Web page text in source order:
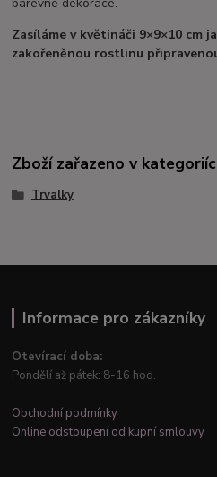
Zasíláme v květináči 9×9×10 cm
zakořeněnou rostlinu
Zboží zařazeno v
Trvalky
Informace pro zákazníky
Otevírací doba:
Pondělí až pátek: 8-16 hod.
Obchodní podmínky
Online odstoupení od kupní smlouvy